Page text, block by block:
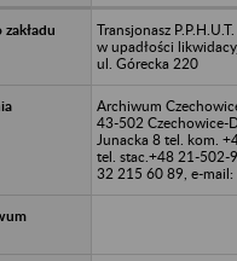
Transjonasz
w upadłości
ul. Górecka 220
Archiwum
43-502 Czechowice-
Junacka 8 tel. kom.
tel. stac.+48 21-502-
32 215 60 89, e-mail: